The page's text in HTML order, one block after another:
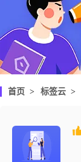
首页 > 标签云 >